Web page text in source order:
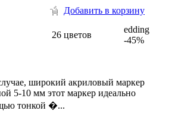
Добавить в корзину
26 цветов
edding
-45%
широкий акриловый маркер
5-10 мм этот маркер идеально
тонкой �...